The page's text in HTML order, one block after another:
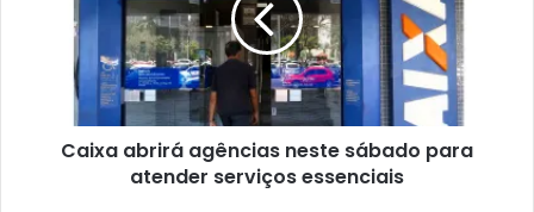
Caixa abrirá agências neste sábado para
atender serviços essenciais